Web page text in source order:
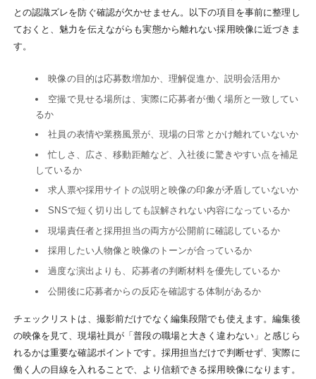
との認識ズレを防ぐ確認が欠かせません。以下の項目を事前に整理し
ておくと、魅力を伝えながらも実態から離れない採用映像に近づきま
す。
映像の目的は応募数増加か、理解促進か、説明会活用か
空撮で見せる場所は、実際に応募者が働く場所と一致してい
るか
社員の表情や業務風景が、現場の日常とかけ離れていないか
忙しさ、広さ、移動距離など、入社後に驚きやすい点を補足
しているか
求人票や採用サイトの説明と映像の印象が矛盾していないか
SNSで短く切り出しても誤解されない内容になっているか
現場責任者と採用担当の両方が公開前に確認しているか
採用したい人物像と映像のトーンが合っているか
過度な演出よりも、応募者の判断材料を優先しているか
公開後に応募者からの反応を確認する体制があるか
チェックリストは、撮影前だけでなく編集段階でも使えます。編集後
の映像を見て、現場社員が「普段の職場と大きく違わない」と感じら
れるかは重要な確認ポイントです。採用担当だけで判断せず、実際に
働く人の目線を入れることで、より信頼できる採用映像になります。